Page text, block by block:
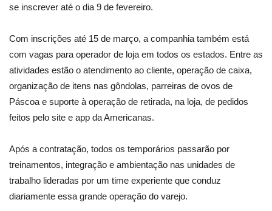
se inscrever até o dia 9 de fevereiro.
Com inscrições até 15 de março, a companhia também está
com vagas para operador de loja em todos os estados. Entre as
atividades estão o atendimento ao cliente, operação de caixa,
organização de itens nas gôndolas, parreiras de ovos de
Páscoa e suporte à operação de retirada, na loja, de pedidos
feitos pelo site e app da Americanas.
Após a contratação, todos os temporários passarão por
treinamentos, integração e ambientação nas unidades de
trabalho lideradas por um time experiente que conduz
diariamente essa grande operação do varejo.